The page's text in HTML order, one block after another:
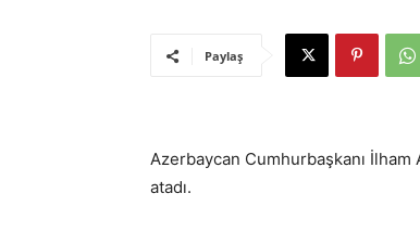
Paylaş
Azerbaycan Cumhurbaşkanı
atadı.